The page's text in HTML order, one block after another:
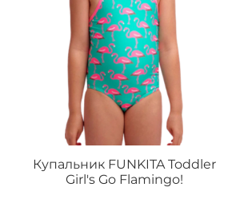
Купальник FUNKITA Toddler
Girl's Go Flamingo!